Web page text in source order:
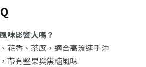
味影響大嗎？
花香、茶感，適合高流速手沖
帶有堅果與焦糖風味